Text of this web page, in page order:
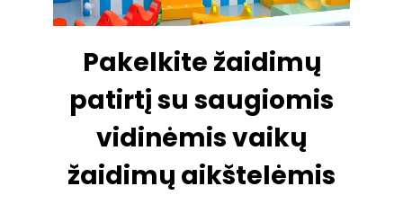
Pakelkite žaidimų
patirtį su saugiomis
vidinėmis vaikų
žaidimų aikštelėmis